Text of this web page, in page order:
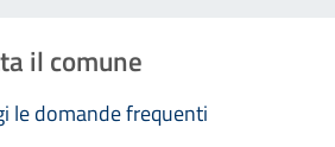
il comune
le domande frequenti